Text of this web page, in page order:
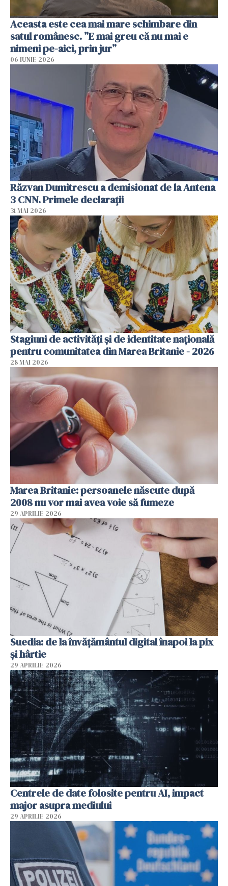
Aceasta este cea mai mare schimbare din
satul românesc. ”E mai greu că nu mai e
nimeni pe-aici, prin jur”
06 IUNIE 2026
Răzvan Dumitrescu a demisionat de la Antena
3 CNN. Primele declarații
31 MAI 2026
Stagiuni de activități și de identitate națională
pentru comunitatea din Marea Britanie - 2026
28 MAI 2026
Marea Britanie: persoanele născute după
2008 nu vor mai avea voie să fumeze
29 APRILIE 2026
Suedia: de la învățământul digital înapoi la pix
și hârtie
29 APRILIE 2026
Centrele de date folosite pentru AI, impact
major asupra mediului
29 APRILIE 2026